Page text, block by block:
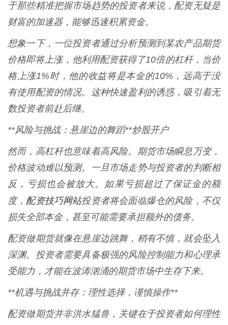
于那些精准把握市场趋势的投资者来说，配资无疑是
财富的加速器，能够迅速积累资金。
想象一下，一位投资者通过分析预测到某农产品期货
价格即将上涨，他利用配资获得了10倍的杠杆，当价
格上涨1%时，他的收益将是本金的10%，远高于没
有使用配资的情况。这种快速盈利的诱惑，吸引着无
数投资者前赴后继。
**风险与挑战：悬崖边的舞蹈**炒股开户
然而，高杠杆也意味着高风险。期货市场瞬息万变，
价格波动难以预测。一旦市场走势与投资者的判断相
反，亏损也会被放大。如果亏损超过了保证金的额
度， 配资技巧网站投资者将会面临爆仓的风险，不仅
损失全部本金，甚至可能需要承担额外的债务。
配资做期货就像在悬崖边跳舞，稍有不慎，就会坠入
深渊。投资者需要具备极强的风险控制能力和心理承
受能力，才能在波涛汹涌的期货市场中生存下来。
**机遇与挑战并存：理性选择，谨慎操作**
配资做期货并非洪水猛兽，关键在于投资者如何理性